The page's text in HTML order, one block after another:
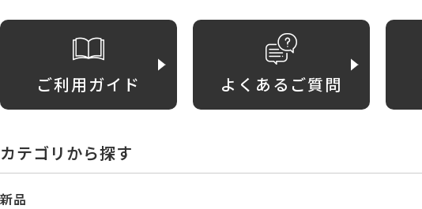
ご利用ガイド よくあるご質問
カテゴリから探す
新品